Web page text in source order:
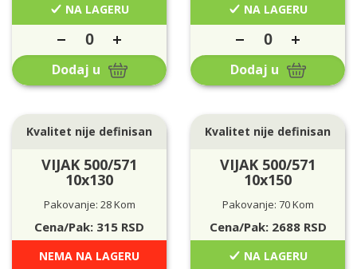
NA LAGERU
Dodaj u
NA LAGERU
Dodaj u
Kvalitet nije definisan
VIJAK 500/571
10x130
Pakovanje: 28 Kom
Cena/Pak: 315 RSD
NEMA NA LAGERU
Kvalitet nije definisan
VIJAK 500/571
10x150
Pakovanje: 70 Kom
Cena/Pak: 2688RSD
NA LAGERU